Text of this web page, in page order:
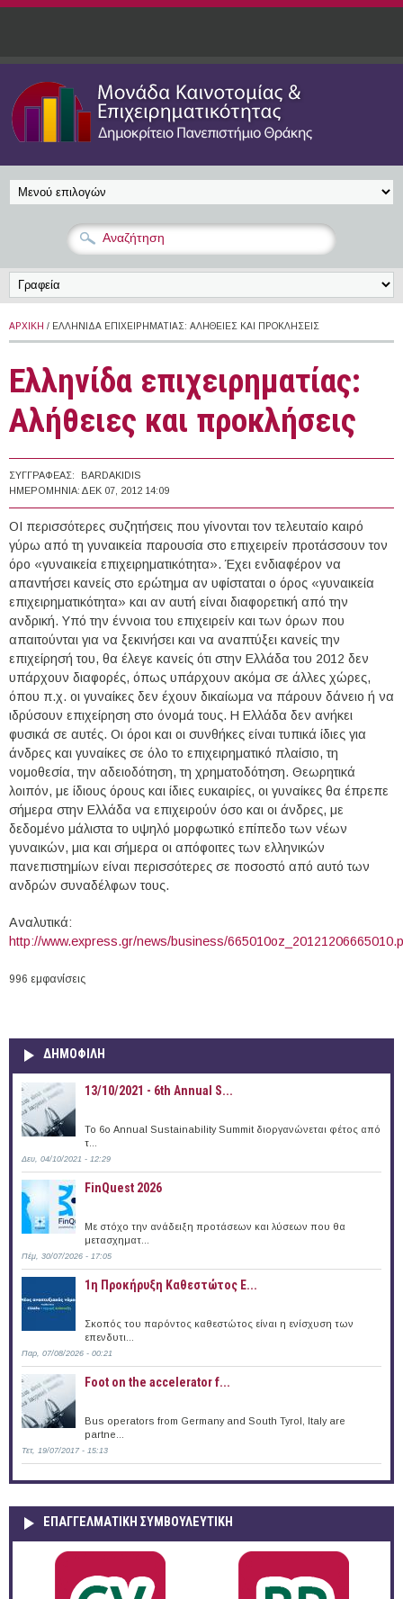
Παράκαμψη προς το κυρίως περιεχόμενο
ΑΡΧΙΚΉ / ΕΛΛΗΝΊΔΑ ΕΠΙΧΕΙΡΗΜΑΤΊΑΣ: ΑΛΉΘΕΙΕΣ ΚΑΙ ΠΡΟΚΛΉΣΕΙΣ
Ελληνίδα επιχειρηματίας:
Αλήθειες και προκλήσεις
ΣΥΓΓΡΑΦΈΑΣ:
BARDAKIDIS
ΗΜΕΡΟΜΗΝΊΑ: ΔΕΚ 07, 2012 14:09
ΟΙ περισσότερες συζητήσεις που γίνονται τον τελευταίο καιρό
γύρω από τη γυναικεία παρουσία στο επιχειρείν προτάσσουν τον
όρο «γυναικεία επιχειρηματικότητα». Έχει ενδιαφέρον να
απαντήσει κανείς στο ερώτημα αν υφίσταται ο όρος «γυναικεία
επιχειρηματικότητα» και αν αυτή είναι διαφορετική από την
ανδρική. Υπό την έννοια του επιχειρείν και των όρων που
απαιτούνται για να ξεκινήσει και να αναπτύξει κανείς την
επιχείρησή του, θα έλεγε κανείς ότι στην Ελλάδα του 2012 δεν
υπάρχουν διαφορές, όπως υπάρχουν ακόμα σε άλλες χώρες,
όπου π.χ. οι γυναίκες δεν έχουν δικαίωμα να πάρουν δάνειο ή να
ιδρύσουν επιχείρηση στο όνομά τους. Η Ελλάδα δεν ανήκει
φυσικά σε αυτές. Οι όροι και οι συνθήκες είναι τυπικά ίδιες για
άνδρες και γυναίκες σε όλο το επιχειρηματικό πλαίσιο, τη
νομοθεσία, την αδειοδότηση, τη χρηματοδότηση. Θεωρητικά
λοιπόν, με ίδιους όρους και ίδιες ευκαιρίες, οι γυναίκες θα έπρεπε
σήμερα στην Ελλάδα να επιχειρούν όσο και οι άνδρες, με
δεδομένο μάλιστα το υψηλό μορφωτικό επίπεδο των νέων
γυναικών, μια και σήμερα οι απόφοιτες των ελληνικών
πανεπιστημίων είναι περισσότερες σε ποσοστό από αυτό των
ανδρών συναδέλφων τους.
Αναλυτικά:
http://www.express.gr/news/business/
996 εμφανίσεις
ΔΗΜΟΦΙΛΗ
13/10/2021 - 6th Annual S...
To 6ο Annual Sustainability Summit διοργανώνεται φέτος από
τ...
Δευ, 04/10/2021 - 12:29
FinQuest 2026
Με στόχο την ανάδειξη προτάσεων και λύσεων που θα
μετασχηματ...
Πέμ, 30/07/2026 - 17:05
1η Προκήρυξη Καθεστώτος Ε...
Σκοπός του παρόντος καθεστώτος είναι η ενίσχυση των
επενδυτι...
Παρ, 07/08/2026 - 00:21
Foot on the accelerator f...
Bus operators from Germany and South Tyrol, Italy are
partne...
Τετ, 19/07/2017 - 15:13
ΕΠΑΓΓΕΛΜΑΤΙΚΉ ΣΥΜΒΟΥΛΕΥΤΙΚΉ